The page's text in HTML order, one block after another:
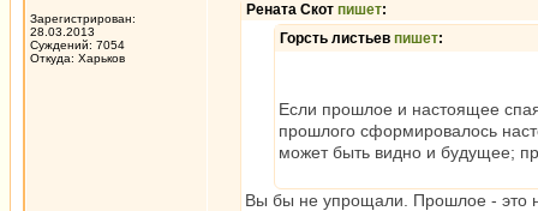
Зарегистрирован:
28.03.2013
Суждений: 7054
Откуда: Харьков
Рената Скот пишет:
Горсть листьев пишет:
Если прошлое и настоящее
прошлого сформировалось
может быть видно и будущее;
Вы бы не упрощали. Прошлое - это